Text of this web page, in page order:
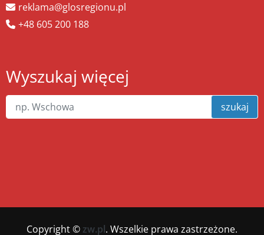
reklama@glosregionu.pl
+48 605 200 188
Wyszukaj więcej
szukaj
Copyright © zw.pl. Wszelkie prawa zastrzeżone.